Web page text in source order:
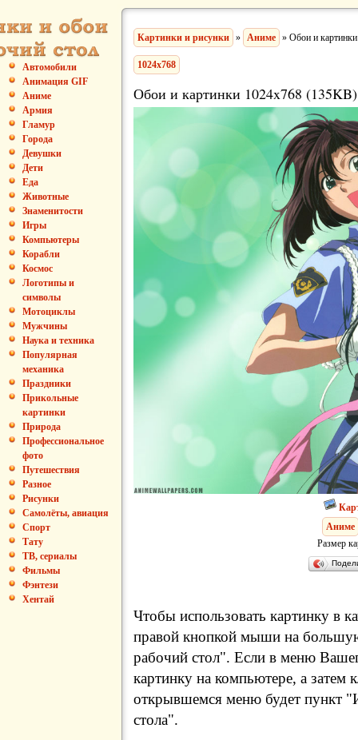
Автомобили
Анимация GIF
Аниме
Армия
Гламур
Города
Девушки
Дети
Еда
Животные
Знаменитости
Игры
Компьютеры
Корабли
Космос
Логотипы и
символы
Мотоциклы
Мужчины
Наука и техника
Популярная
механика
Праздники
Прикольные
картинки
Природа
Профессиональное
фото
Путешествия
Разное
Рисунки
Самолёты, авиация
Спорт
Тату
ТВ, сериалы
Фильмы
Фэнтези
Хентай
Картинки и рисунки » Аниме » Обои и картинки
1024x768
Обои и картинки 1024x768 (135KB)
Аниме
Размер
Чтобы использовать картинку в
правой кнопкой мыши на
рабочий стол". Если в меню
картинку на компьютере, а затем
открывшемся меню будет пункт
стола".